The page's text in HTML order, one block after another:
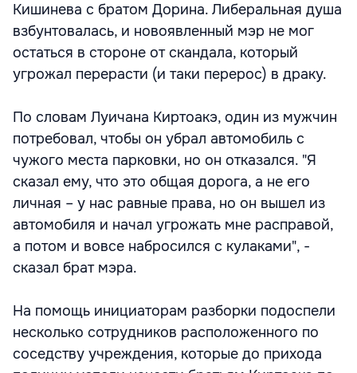
Кишинева с братом Дорина. Либеральная душа
взбунтовалась, и новоявленный мэр не мог
остаться в стороне от скандала, который
угрожал перерасти (и таки перерос) в драку.
По словам Луичана Киртоакэ, один из мужчин
потребовал, чтобы он убрал автомобиль с
чужого места парковки, но он отказался. "Я
сказал ему, что это общая дорога, а не его
личная – у нас равные права, но он вышел из
автомобиля и начал угрожать мне расправой,
а потом и вовсе набросился с кулаками", -
сказал брат мэра.
На помощь инициаторам разборки подоспели
несколько сотрудников расположенного по
соседству учреждения, которые до прихода